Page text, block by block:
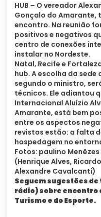
HUB – O vereador
Gonçalo do
encontro. Na reunião
positivos e negativos
centro de conexões
instalar no Nordeste.
Natal, Recife e
hub. A escolha da
segundo o ministro,
técnicos. Ele adiantou
Internacional Aluízio
Amarante, está bem
entre os aspectos
revistos estão: a falta
hospedagem no
Fotos: paulino Menêzes
(Henrique Alves,
Alexandre Cavalcanti)
Seguem sugestões
rádio) sobre encontro
Turismo e do Esporte.